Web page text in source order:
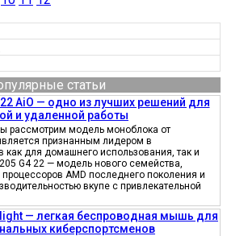
статьи
AiO — одно из лучших решений для
и удаленной работы
рассмотрим модель моноблока от
признанным лидером в
как для домашнего использования, так и
G4 22 — модель нового семейства,
AMD последнего поколения и
вкупе с привлекательной
— легкая беспроводная мышь для
киберспортсменов